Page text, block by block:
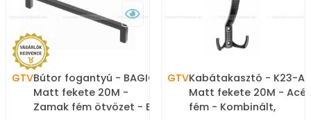
GTVBútor fogantyú - BAGIO -
Matt fekete 20M -
Zamak fém ötvözet - Egy
GTVKabátakasztó - K23-
Matt fekete 20M - Acél
fém - Kombinált,